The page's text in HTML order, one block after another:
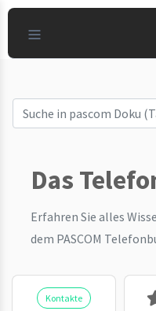
Das
Erfahren Sie alles
dem PASCOM
Kontakte